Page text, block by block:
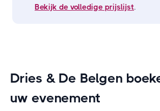
Bekijk de volledige prijslijst.
Dries & De Belgen
uw evenement